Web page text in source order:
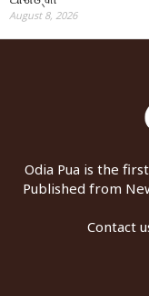
August 8, 2026
Odia Pua is the
Published from
Contact